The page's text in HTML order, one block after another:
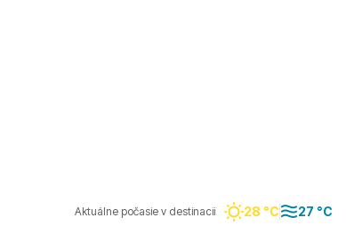
Aktuálne počasie v destinacii 28 °C 27 °C